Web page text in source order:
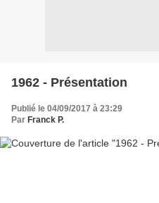
1962 - Présentation
Publié le 04/09/2017 à 23:29
Par Franck P.